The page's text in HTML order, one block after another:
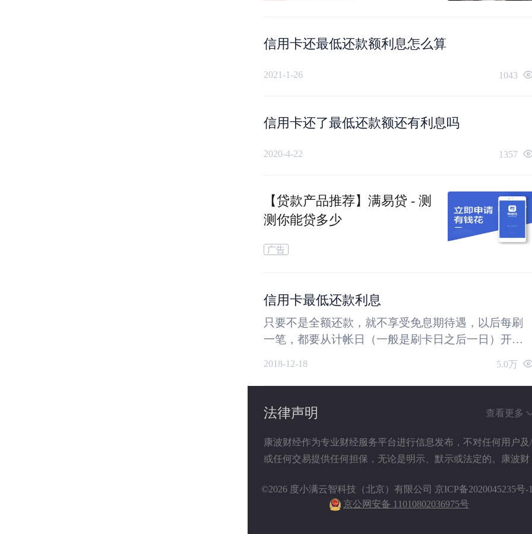
信用卡还最低还款额利息怎么算
2021-1-26 1043
信用卡还了最低还款额还有利息吗
2020-4-22 1357
【贷款产品推荐】满易贷 - 测
测你能贷多少
广告
信用卡最低还款利息
只要不是全额还款，就不享受免息期待遇，以后每刷
一笔，都要从计帐日（一般是刷卡日之后一日）开始
2018-12-18 5.0万
法律声明 查看更多
康波财经作为专业财经服务平台进行信息发布，不对任何用户及/
或任何交易提供任何担保，无论是明示、默示或法定的。康波财
链接）仅供参考（如：历史或预期收益不代表实际收益），不作
为任何法律文件，亦不构成任何邀约、投资建议或承诺，用户应
©2026 度小满云智科技（北京）有限公司 京ICP备2020045235号-
京公网安备 11010802036975号